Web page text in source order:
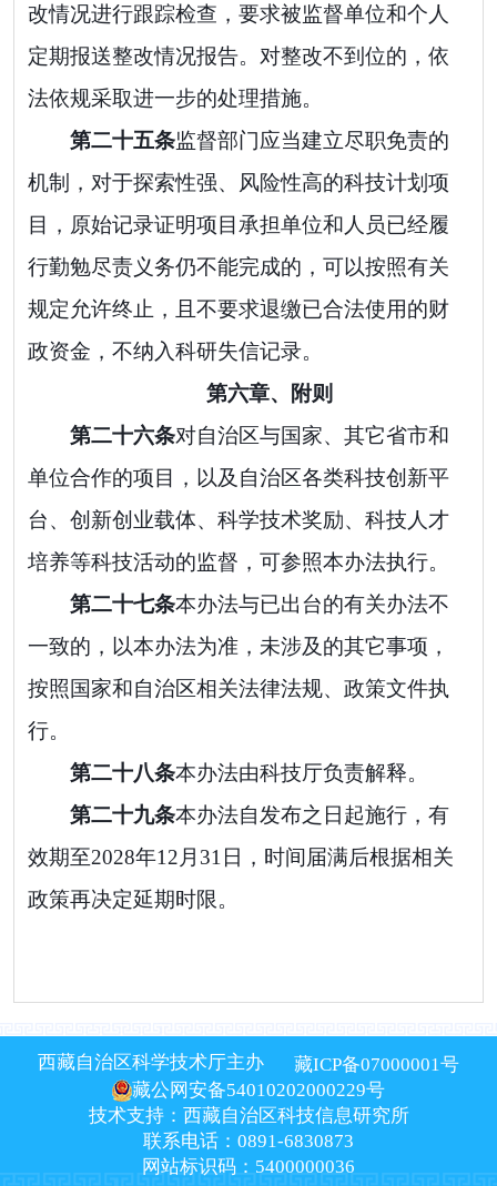
改情况进行跟踪检查，要求被监督单位和个人
定期报送整改情况报告。对整改不到位的，依
法依规采取进一步的处理措施。
第二十五条监督部门应当建立尽职免责的
机制，对于探索性强、风险性高的科技计划项
目，原始记录证明项目承担单位和人员已经履
行勤勉尽责义务仍不能完成的，可以按照有关
规定允许终止，且不要求退缴已合法使用的财
政资金，不纳入科研失信记录。
第六章、附则
第二十六条对自治区与国家、其它省市和
单位合作的项目，以及自治区各类科技创新平
台、创新创业载体、科学技术奖励、科技人才
培养等科技活动的监督，可参照本办法执行。
第二十七条本办法与已出台的有关办法不
一致的，以本办法为准，未涉及的其它事项，
按照国家和自治区相关法律法规、政策文件执
行。
第二十八条本办法由科技厅负责解释。
第二十九条本办法自发布之日起施行，有
效期至2028年12 月 31 日，时间届满后根据相关
政策再决定延期时限。
西藏自治区科学技术厅主办
藏ICP备07000001号
藏公网安备54010202000229号
技术支持：西藏自治区科技信息研究所
联系电话：0891-6830873
网站标识码：5400000036